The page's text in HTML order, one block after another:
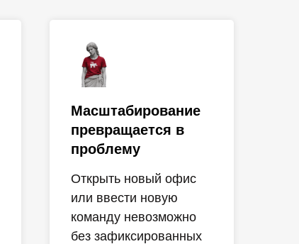
Масштабирование
превращается в
проблему
Открыть новый офис
или ввести новую
команду невозможно
без зафиксированных